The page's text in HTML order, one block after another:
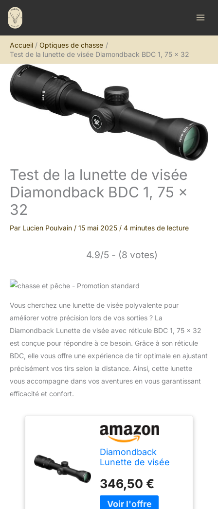
Aller
contenu
Accueil
Optiques de chasse
Test de la lunette de visée Diamondback BDC 1, 75 x 32
Test de la lunette de visée
Diamondback BDC 1, 75 x
32
Par Lucien Poulvain / 15 mai 2025 / 4 minutes de lecture
4.9/5 - (8 votes)
Vous cherchez une lunette de visée polyvalente pour
améliorer votre précision lors de vos sorties ? La
Diamondback Lunette de visée avec réticule BDC 1, 75 x 32
est conçue pour répondre à ce besoin. Grâce à son réticule
BDC, elle vous offre une expérience de tir optimale en ajustant
précisément vos tirs selon la distance. Ainsi, cette lunette
vous accompagne dans vos aventures en vous garantissant
efficacité et confort.
Diamondback
Lunette de visée
1,75 x 32
346,50 €
R
e
h
c